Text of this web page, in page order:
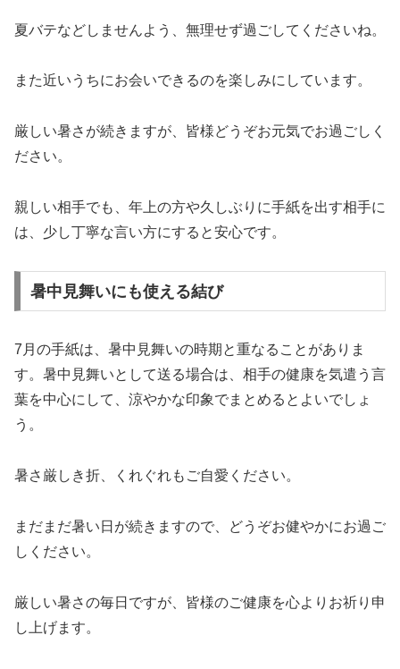
夏バテなどしませんよう、無理せず過ごしてくださいね。
また近いうちにお会いできるのを楽しみにしています。
厳しい暑さが続きますが、皆様どうぞお元気でお過ごしく
ださい。
親しい相手でも、年上の方や久しぶりに手紙を出す相手に
は、少し丁寧な言い方にすると安心です。
暑中見舞いにも使える結び
7月の手紙は、暑中見舞いの時期と重なることがありま
す。暑中見舞いとして送る場合は、相手の健康を気遣う言
葉を中心にして、涼やかな印象でまとめるとよいでしょ
う。
暑さ厳しき折、くれぐれもご自愛ください。
まだまだ暑い日が続きますので、どうぞお健やかにお過ご
しください。
厳しい暑さの毎日ですが、皆様のご健康を心よりお祈り申
し上げます。